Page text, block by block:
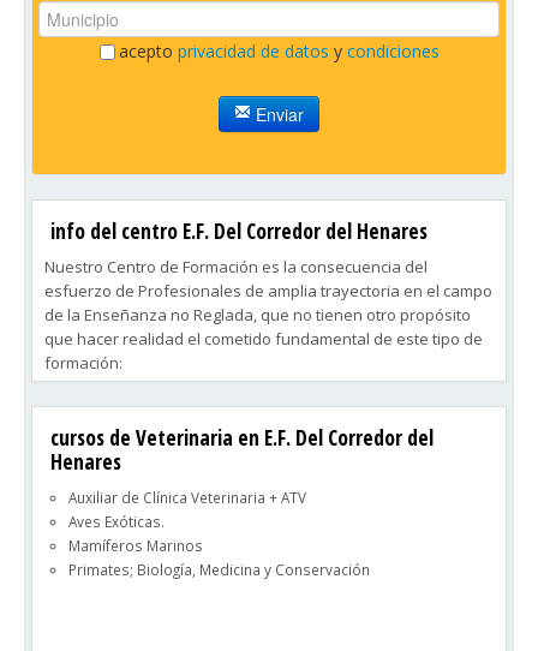
acepto privacidad de datos y condiciones
Enviar
info del centro E.F. Del Corredor del Henares
Nuestro Centro de Formación es la consecuencia del
esfuerzo de Profesionales de amplia trayectoria en el campo
de la Enseñanza no Reglada, que no tienen otro propósito
que hacer realidad el cometido fundamental de este tipo de
formación:
Dotar a sus alumnos de una formación teòrico/práctica
integral que les capacite para una rápida inserción en el
Mundo Laboral.
A tal fin se han establecido, tras un minucioso estudio de las
nuestra Acción Formativa.
Del mismo modo, se ha prestado especial atención a la
dotación del Equipamiento Tecnológico, Instrumental,
Herramientas y Material Didáctico necesario para llevar a
cursos de Veterinaria en E.F. Del Corredor del
Henares
Auxiliar de Clínica Veterinaria + ATV
Aves Exóticas.
Mamíferos Marinos
Primates; Biología, Medicina y Conservación